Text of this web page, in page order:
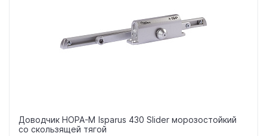
Доводчик НОРА-М Isparus 430 Slider морозостойкий
со скользящей тягой